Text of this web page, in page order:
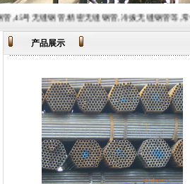
号无缝钢管,精密无缝钢管,冷拔无缝钢管等,常
产品展示